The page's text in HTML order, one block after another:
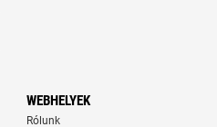
WEBHELYEK
Rólunk